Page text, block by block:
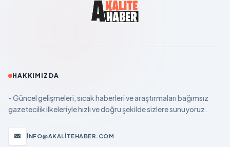
HAKKIMIZDA
- Güncel gelişmeleri, sıcak haberleri ve araştırmaları bağımsız
gazetecilik ilkeleriyle hızlı ve doğru şekilde sizlere sunuyoruz.
INFO@AKALITEHABER.COM